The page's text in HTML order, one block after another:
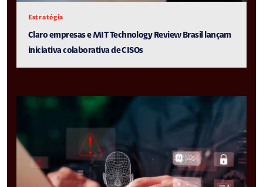
Estratégia
Claro empresas e MIT Technology Review Brasil lançam
iniciativa colaborativa de CISOs